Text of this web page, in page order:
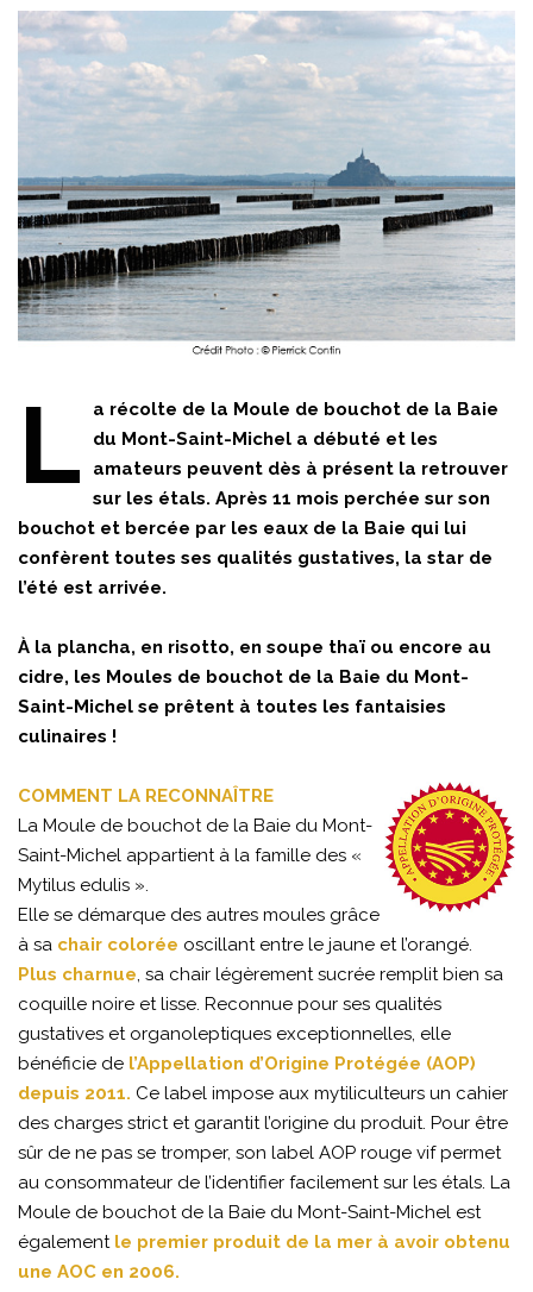
L
a récolte de la Moule de bouchot de la Baie
du Mont-Saint-Michel a débuté et les
amateurs peuvent dès à présent la retrouver
sur les étals. Après 11 mois perchée sur son
bouchot et bercée par les eaux de la Baie qui lui
confèrent toutes ses qualités gustatives, la star de
l’été est arrivée.
À la plancha, en risotto, en soupe thaï ou encore au
cidre, les Moules de bouchot de la Baie du Mont-
Saint-Michel se prêtent à toutes les fantaisies
culinaires !
COMMENT LA RECONNAÎTRE
La Moule de bouchot de la Baie du Mont-
Saint-Michel appartient à la famille des «
Mytilus edulis ».
Elle se démarque des autres moules grâce
à sa chair colorée oscillant entre le jaune et l’orangé.
Plus charnue, sa chair légèrement sucrée remplit bien sa
coquille noire et lisse. Reconnue pour ses qualités
gustatives et organoleptiques exceptionnelles, elle
bénéficie de l’Appellation d’Origine Protégée (AOP)
depuis 2011. Ce label impose aux mytiliculteurs un cahier
des charges strict et garantit l’origine du produit. Pour être
sûr de ne pas se tromper, son label AOP rouge vif permet
au consommateur de l’identifier facilement sur les étals. La
Moule de bouchot de la Baie du Mont-Saint-Michel est
également le premier produit de la mer à avoir obtenu
une AOC en 2006.